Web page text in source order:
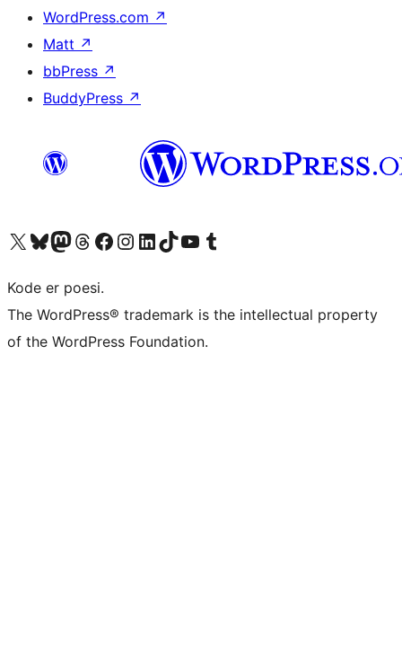
WordPress.com ↗
Matt ↗
bbPress ↗
BuddyPress ↗
Besøk vår konto på X Visit our Bluesky account
Besøk vår Mastodon-konto
Visit our Threads account
Besøk vår Facebook-sideBesøk vår Instagram-konto
Besøk vår LinkedIn-konto
Visit our TikTok account
Visit our YouTube channel
Visit our Tumblr account
Kode er poesi.
The WordPress® trademark is the intellectual property
of the WordPress Foundation.